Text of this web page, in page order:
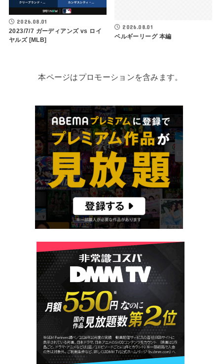
2026.08.01
2023/7/7 ガーディアンズ vs ロイ
ヤルズ [MLB]
2026.08.01
ベルギーリーグ 本編
本ページはプロモーションを含みます。